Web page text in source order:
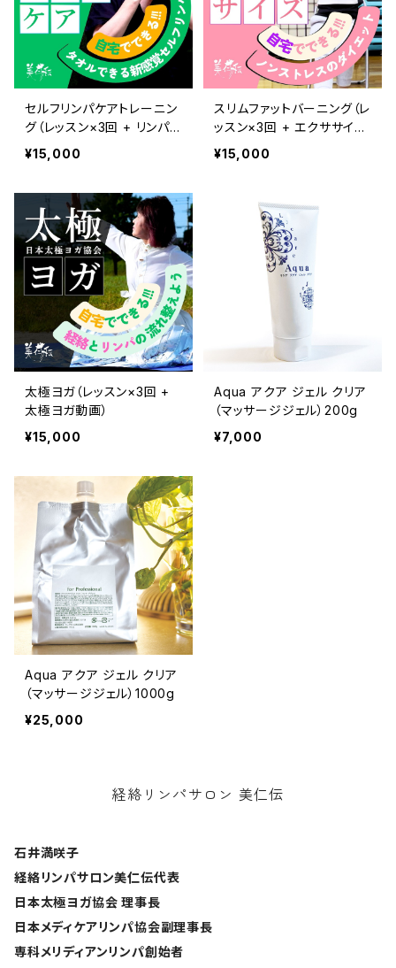
セルフリンパケアトレーニン
グ（レッスン×3回 + リンパケ
ア動画）
¥15,000
スリムファットバーニング（レ
ッスン×3回 + エクササイズ
動画）
¥15,000
太極ヨガ（レッスン×3回 +
太極ヨガ動画）
¥15,000
Aqua アクア ジェル クリア
（マッサージジェル）200g
¥7,000
Aqua アクア ジェル クリア
（マッサージジェル）1000g
¥25,000
経絡リンパサロン 美仁伝
石井満咲子
経絡リンパサロン美仁伝代表
日本太極ヨガ協会 理事長
日本メディケアリンパ協会副理事長
専科メリディアンリンパ創始者